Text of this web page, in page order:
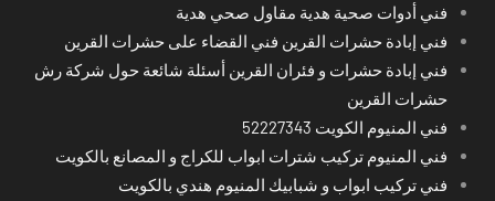
فني أدوات صحية هدية مقاول صحي هدية
فني إبادة حشرات القرين فني القضاء على حشرات القرين
فني إبادة حشرات و فئران القرين أسئلة شائعة حول شركة رش
حشرات القرين
فني المنيوم الكويت 52227343
فني المنيوم تركيب شترات ابواب للكراج و المصانع بالكويت
فني تركيب ابواب و شبابيك المنيوم هندي بالكويت